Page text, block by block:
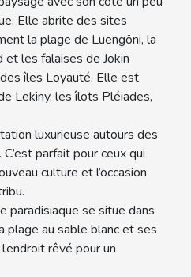
Elle abrite des sites
la plage de Luengöni, la
et les falaises de Jokin
îles Loyauté. Elle est
Lekiny, les îlots Pléiades,
luxurieuse autours des
parfait pour ceux qui
culture et l’occasion
paradisiaque se situe dans
plage au sable blanc et ses
rêvé pour un